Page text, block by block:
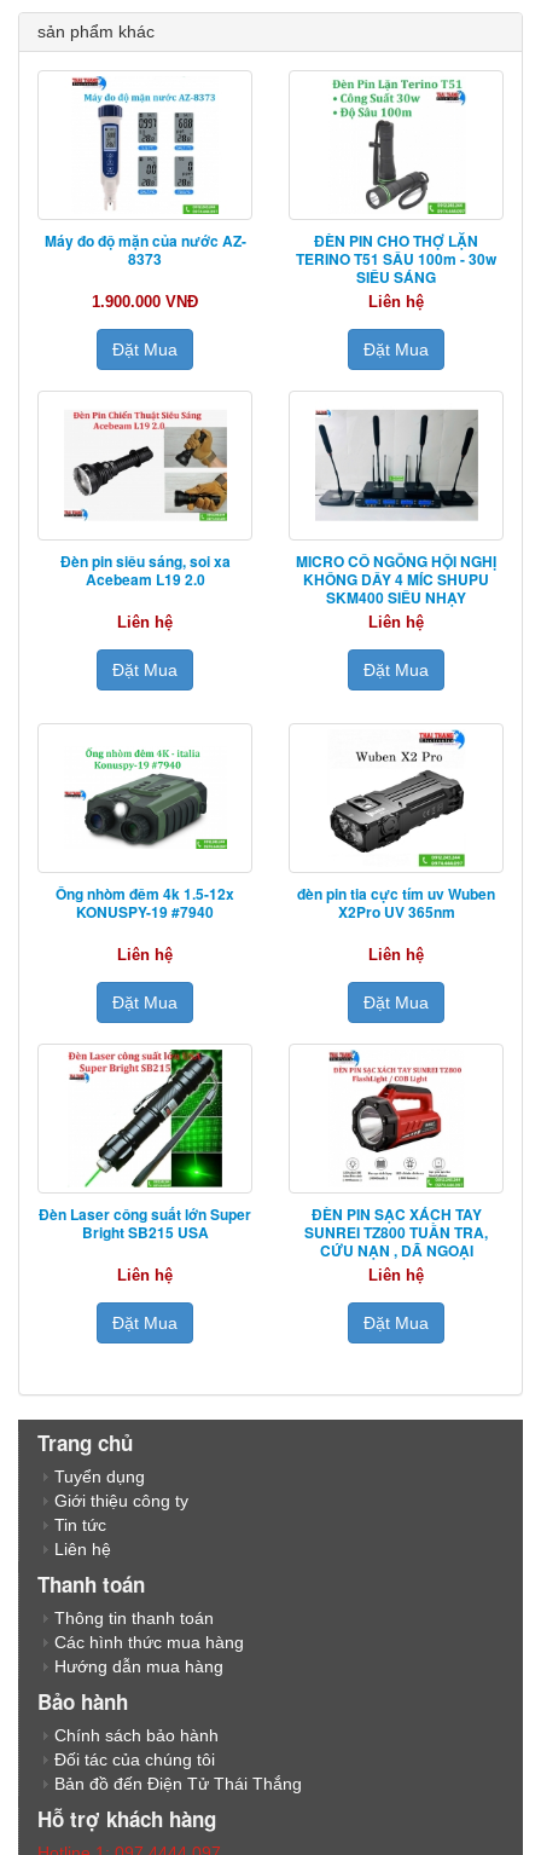
sản phẩm khác
Máy đo độ mặn của nước AZ-
8373
1.900.000 VNĐ
Đặt Mua
ĐÈN PIN CHO THỢ LẶN
TERINO T51 SÂU 100m - 30w
SIÊU SÁNG
Liên hệ
Đặt Mua
Đèn pin siêu sáng, soi xa
Acebeam L19 2.0
Liên hệ
Đặt Mua
MICRO CỔ NGỖNG HỘI NGHỊ
KHÔNG DÂY 4 MÍC SHUPU
SKM400 SIÊU NHẠY
Liên hệ
Đặt Mua
Ống nhòm đêm 4k 1.5-12x
KONUSPY-19 #7940
Liên hệ
Đặt Mua
đèn pin tia cực tím uv Wuben
X2Pro UV 365nm
Liên hệ
Đặt Mua
Đèn Laser công suất lớn Super
Bright SB215 USA
Liên hệ
Đặt Mua
ĐÈN PIN SẠC XÁCH TAY
SUNREI TZ800 TUẦN TRA,
CỨU NẠN , DÃ NGOẠI
Liên hệ
Đặt Mua
Trang chủ
Tuyển dụng
Giới thiệu công ty
Tin tức
Liên hệ
Thanh toán
Thông tin thanh toán
Các hình thức mua hàng
Hướng dẫn mua hàng
Bảo hành
Chính sách bảo hành
Đối tác của chúng tôi
Bản đồ đến Điện Tử Thái Thắng
Hỗ trợ khách hàng